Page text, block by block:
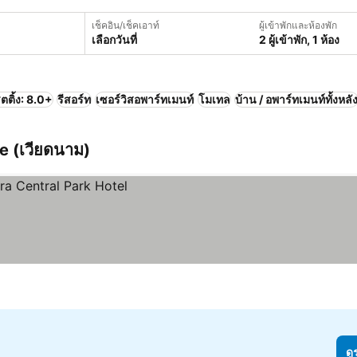
เช็คอิน/เช็คเอาท์
เลือกวันที่
ผู้เข้าพักและห้องพัก
2 ผู้เข้าพัก, 1 ห้อง
ตติ้ง: 8.0+ รีสอร์ท เซอร์วิสอพาร์ทเมนท์ โมเทล บ้าน / อพาร์ทเมนท์ทั้งหลัง
(เวียดนาม)
ดู